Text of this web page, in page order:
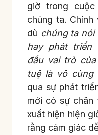
giờ trong
chúng ta. Chính
dù chúng ta nói
hay phát triển
đầu vai trò
tuệ là vô cùng
qua sự phát
mới có sự chân
xuất hiện hiện
rằng cảm giác